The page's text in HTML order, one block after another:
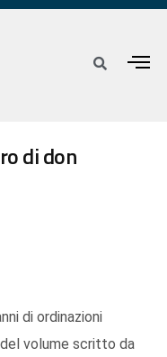
di don
di ordinazioni
volume scritto da